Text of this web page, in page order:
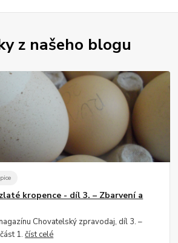
z našeho blogu
kropence - díl 3. – Zbarvení a
Chovatelský zpravodaj, díl 3. –
1.číst celé